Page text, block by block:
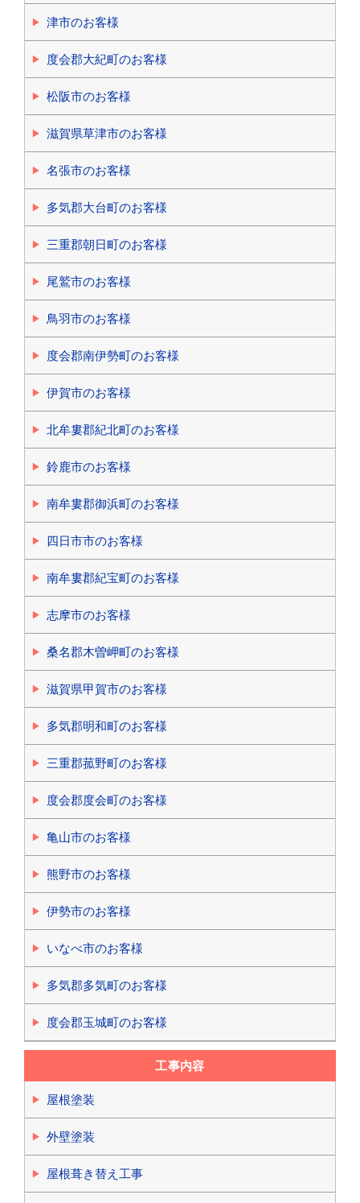
津市のお客様
度会郡大紀町のお客様
松阪市のお客様
滋賀県草津市のお客様
名張市のお客様
多気郡大台町のお客様
三重郡朝日町のお客様
尾鷲市のお客様
鳥羽市のお客様
度会郡南伊勢町のお客様
伊賀市のお客様
北牟婁郡紀北町のお客様
鈴鹿市のお客様
南牟婁郡御浜町のお客様
四日市市のお客様
南牟婁郡紀宝町のお客様
志摩市のお客様
桑名郡木曽岬町のお客様
滋賀県甲賀市のお客様
多気郡明和町のお客様
三重郡菰野町のお客様
度会郡度会町のお客様
亀山市のお客様
熊野市のお客様
伊勢市のお客様
いなべ市のお客様
多気郡多気町のお客様
度会郡玉城町のお客様
工事内容
屋根塗装
外壁塗装
屋根葺き替え工事